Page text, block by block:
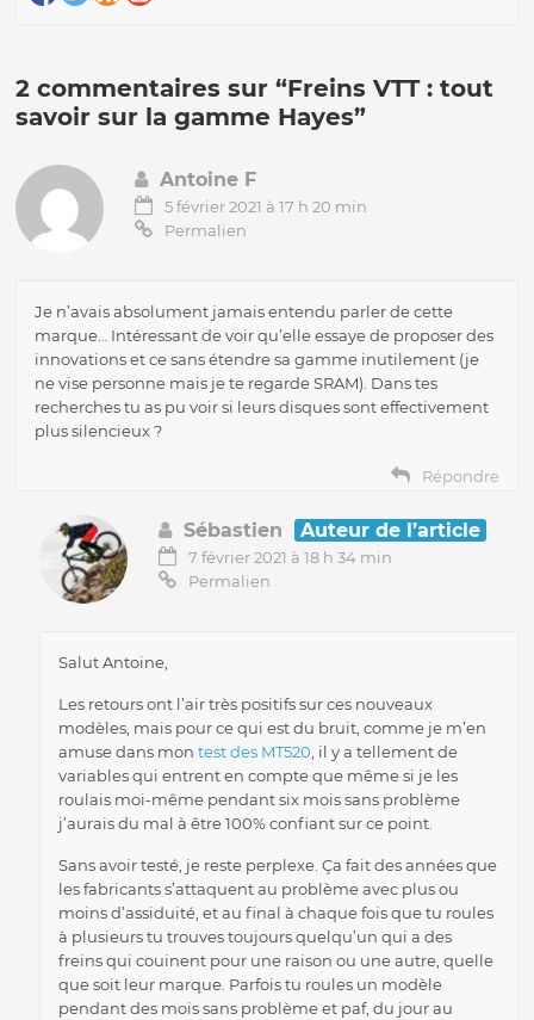
2 commentaires sur “Freins VTT : tout
savoir sur la gamme Hayes”
Antoine F
5 février 2021 à 17 h 20 min
Permalien
Je n’avais absolument jamais entendu parler de cette
marque… Intéressant de voir qu’elle essaye de proposer des
innovations et ce sans étendre sa gamme inutilement (je
ne vise personne mais je te regarde SRAM). Dans tes
recherches tu as pu voir si leurs disques sont effectivement
plus silencieux ?
Répondre
Sébastien Auteur de l’article
7 février 2021 à 18 h 34 min
Permalien
Salut Antoine,
Les retours ont l’air très positifs sur ces nouveaux
modèles, mais pour ce qui est du bruit, comme je m’en
amuse dans montest des MT520, il y a tellement de
variables qui entrent en compte que même si je les
roulais moi-même pendant six mois sans problème
j’aurais du mal à être 100% confiant sur ce point.
Sans avoir testé, je reste perplexe. Ça fait des années que
les fabricants s’attaquent au problème avec plus ou
moins d’assiduité, et au final à chaque fois que tu roules
à plusieurs tu trouves toujours quelqu’un qui a des
freins qui couinent pour une raison ou une autre, quelle
que soit leur marque. Parfois tu roules un modèle
pendant des mois sans problème et paf, du jour au